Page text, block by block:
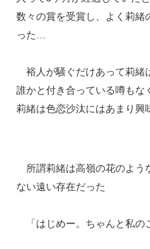
数々の賞を受賞し、よく莉緒
った…
裕人が騒ぐだけあって莉緒
誰かと付き合っている噂もな
莉緒は色恋沙汰にはあまり興
所謂莉緒は高嶺の花のよう
ない遠い存在だった
「はじめー。ちゃんと私の